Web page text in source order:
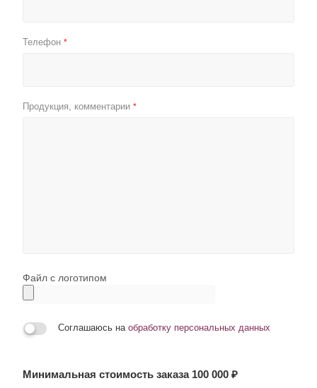
Телефон *
Продукция, комментарии *
Файл с логотипом
Соглашаюсь на обработку персональных данных
Минимальная стоимость заказа 100 000 ₽